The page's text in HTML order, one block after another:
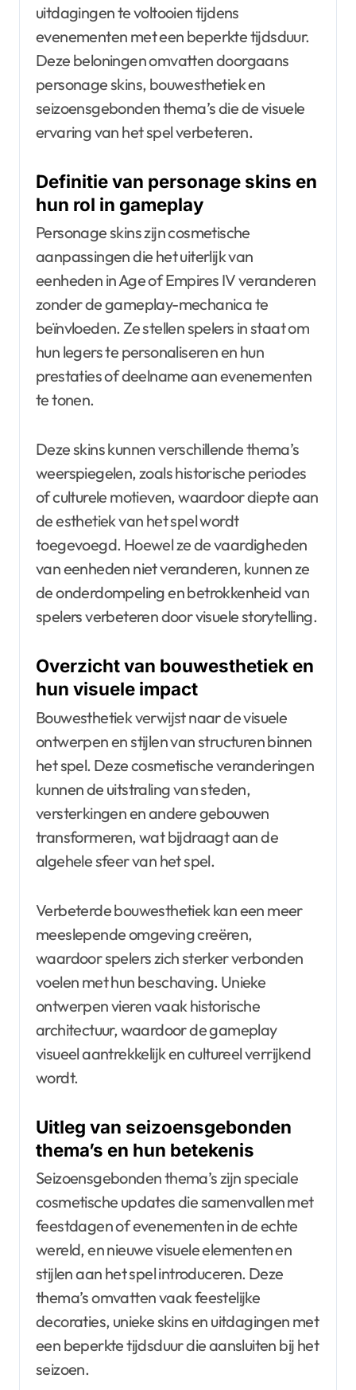
uitdagingen te voltooien tijdens
evenementen met een beperkte tijdsduur.
Deze beloningen omvatten doorgaans
personage skins, bouwesthetiek en
seizoensgebonden thema’s die de visuele
ervaring van het spel verbeteren.
Definitie van personage skins en
hun rol in gameplay
Personage skins zijn cosmetische
aanpassingen die het uiterlijk van
eenheden in Age of Empires IV veranderen
zonder de gameplay-mechanica te
beïnvloeden. Ze stellen spelers in staat om
hun legers te personaliseren en hun
prestaties of deelname aan evenementen
te tonen.
Deze skins kunnen verschillende thema’s
weerspiegelen, zoals historische periodes
of culturele motieven, waardoor diepte aan
de esthetiek van het spel wordt
toegevoegd. Hoewel ze de vaardigheden
van eenheden niet veranderen, kunnen ze
de onderdompeling en betrokkenheid van
spelers verbeteren door visuele storytelling.
Overzicht van bouwesthetiek en
hun visuele impact
Bouwesthetiek verwijst naar de visuele
ontwerpen en stijlen van structuren binnen
het spel. Deze cosmetische veranderingen
kunnen de uitstraling van steden,
versterkingen en andere gebouwen
transformeren, wat bijdraagt aan de
algehele sfeer van het spel.
Verbeterde bouwesthetiek kan een meer
meeslepende omgeving creëren,
waardoor spelers zich sterker verbonden
voelen met hun beschaving. Unieke
ontwerpen vieren vaak historische
architectuur, waardoor de gameplay
visueel aantrekkelijk en cultureel verrijkend
wordt.
Uitleg van seizoensgebonden
thema’s en hun betekenis
Seizoensgebonden thema’s zijn speciale
cosmetische updates die samenvallen met
feestdagen of evenementen in de echte
wereld, en nieuwe visuele elementen en
stijlen aan het spel introduceren. Deze
thema’s omvatten vaak feestelijke
decoraties, unieke skins en uitdagingen met
een beperkte tijdsduur die aansluiten bij het
seizoen.